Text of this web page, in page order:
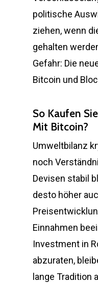
politische
ziehen, wenn
gehalten
Gefahr: Die
Bitcoin und
So Kaufen
Mit Bitcoin?
Umweltbilanz
noch
Devisen stabil
desto höher
Einnahmen
Investment in
abzuraten,
lange Tradition